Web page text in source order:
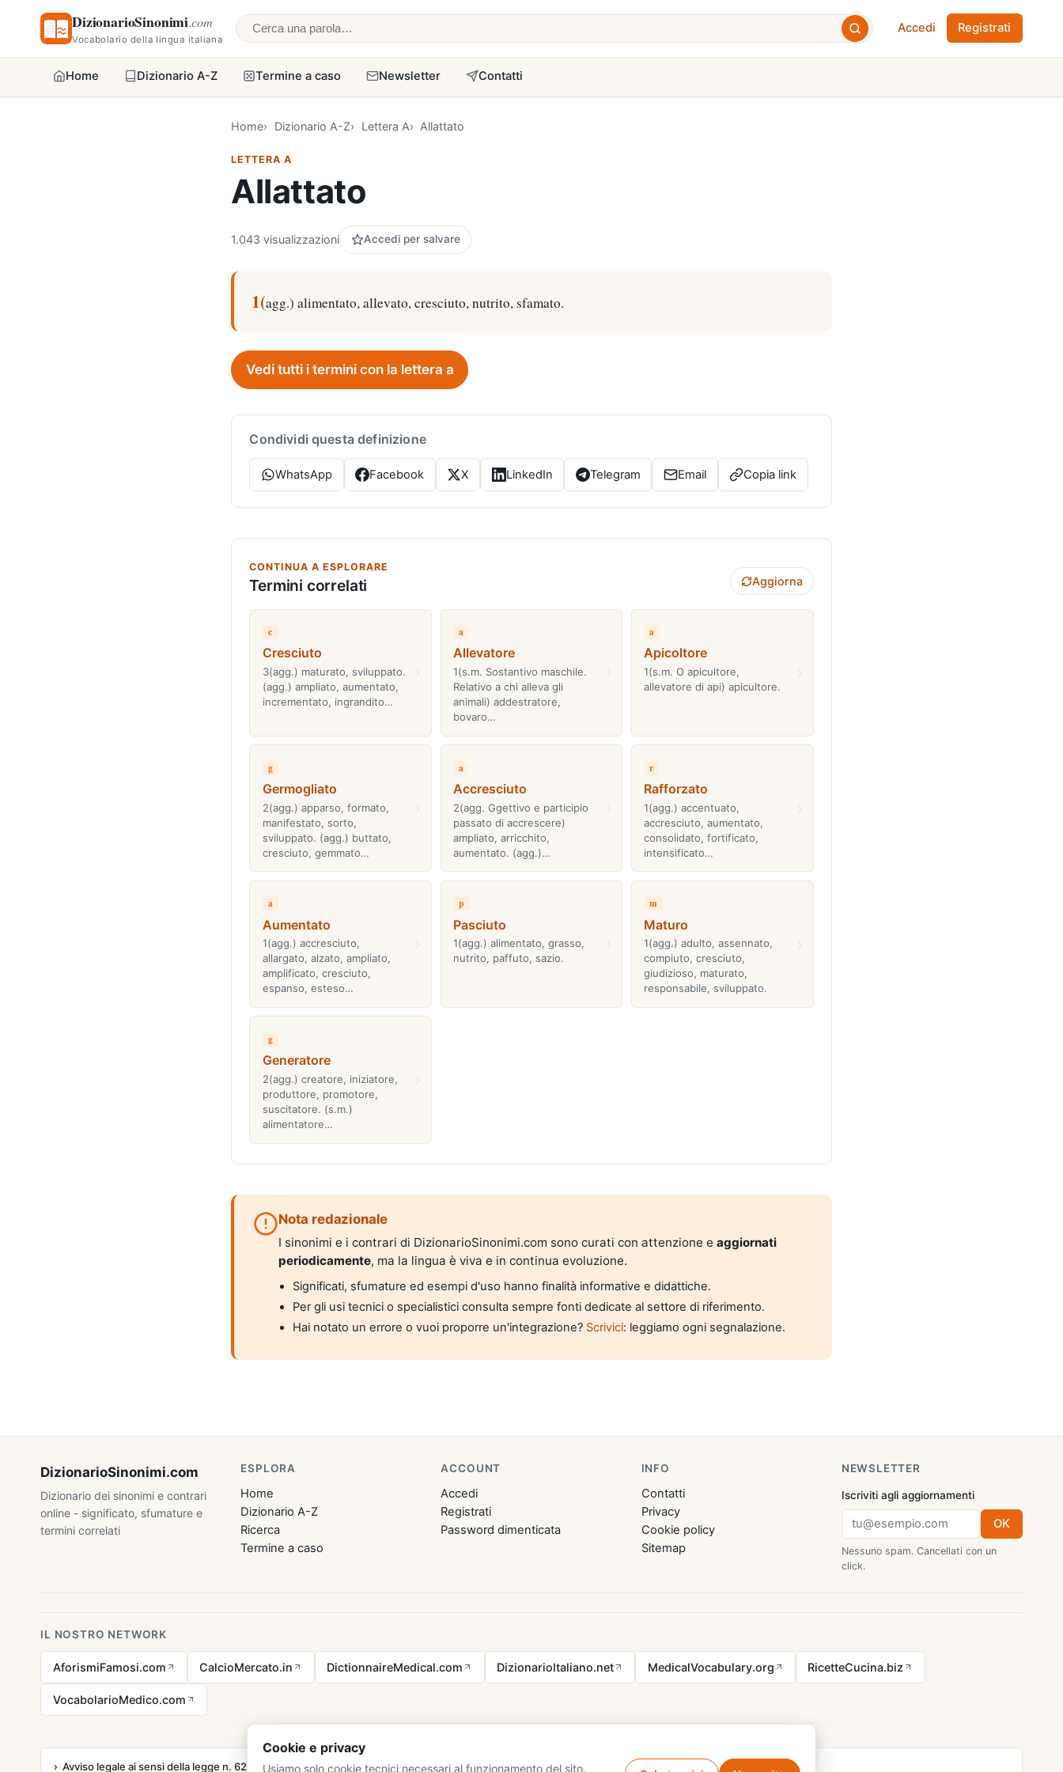
DizionarioSinonimi.com
Vocabolario della lingua italiana Cerca una parola
Accedi Registrati
Home Dizionario A-Z Termine a caso Newsletter Contatti
Home Dizionario A-Z Lettera A Allattato
LETTERA A
Allattato
1.043 visualizzazioni Accedi per salvare
1(agg.) alimentato, allevato, cresciuto, nutrito, sfamato.
Vedi tutti i termini con la lettera a
Condividi questa definizione
WhatsApp Facebook X LinkedIn Telegram Email Copia link
CONTINUA A ESPLORARE
Termini correlati Aggiorna
c
Cresciuto
3(agg.) maturato, sviluppato.
(agg.) ampliato, aumentato,
incrementato, ingrandito…
a
Allevatore
1(s.m. Sostantivo maschile.
Relativo a chi alleva gli
animali) addestratore,
bovaro…
a
Apicoltore
1(s.m. O apicultore,
allevatore di api) apicultore.
g
Germogliato
2(agg.) apparso, formato,
manifestato, sorto,
sviluppato. (agg.) buttato,
cresciuto, gemmato…
a
Accresciuto
2(agg. Ggettivo e participio
passato di accrescere)
ampliato, arricchito,
aumentato. (agg.)…
r
Rafforzato
1(agg.) accentuato,
accresciuto, aumentato,
consolidato, fortificato,
intensificato…
a
Aumentato
1(agg.) accresciuto,
allargato, alzato, ampliato,
amplificato, cresciuto,
espanso, esteso…
p
Pasciuto
1(agg.) alimentato, grasso,
nutrito, paffuto, sazio.
m
Maturo
1(agg.) adulto, assennato,
compiuto, cresciuto,
giudizioso, maturato,
responsabile, sviluppato.
g
Generatore
2(agg.) creatore, iniziatore,
produttore, promotore,
suscitatore. (s.m.)
alimentatore…
Nota redazionale
I sinonimi e i contrari di DizionarioSinonimi.com sono curati con attenzione e aggiornati
periodicamente, ma la lingua è viva e in continua evoluzione.
Significati, sfumature ed esempi d'uso hanno finalità informative e didattiche.
Per gli usi tecnici o specialistici consulta sempre fonti dedicate al settore di riferimento.
Hai notato un errore o vuoi proporre un'integrazione? Scrivici: leggiamo ogni segnalazione.
DizionarioSinonimi.com
Dizionario dei sinonimi e contrari
online - significato, sfumature e
termini correlati
ESPLORA
Home
Dizionario A-Z
Ricerca
Termine a caso
ACCOUNT
Accedi
Registrati
Password dimenticata
INFO
Contatti
Privacy
Cookie policy
Sitemap
NEWSLETTER
Iscriviti agli aggiornamenti
OK
Nessuno spam. Cancellati con un
click.
IL NOSTRO NETWORK
AforismiFamosi.com CalcioMercato.in DictionnaireMedical.com DizionarioItaliano.net MedicalVocabulary.org RicetteCucina.biz
VocabolarioMedico.com
Avviso legale ai sensi della legge n. 62 del 07.03.2001
Cookie e privacy
Usiamo solo cookie tecnici necessari al funzionamento del sito.